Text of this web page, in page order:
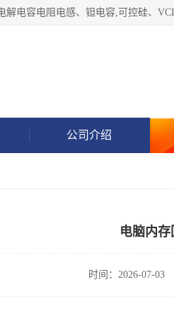
公司介绍
电脑内存
时间：2026-07-03